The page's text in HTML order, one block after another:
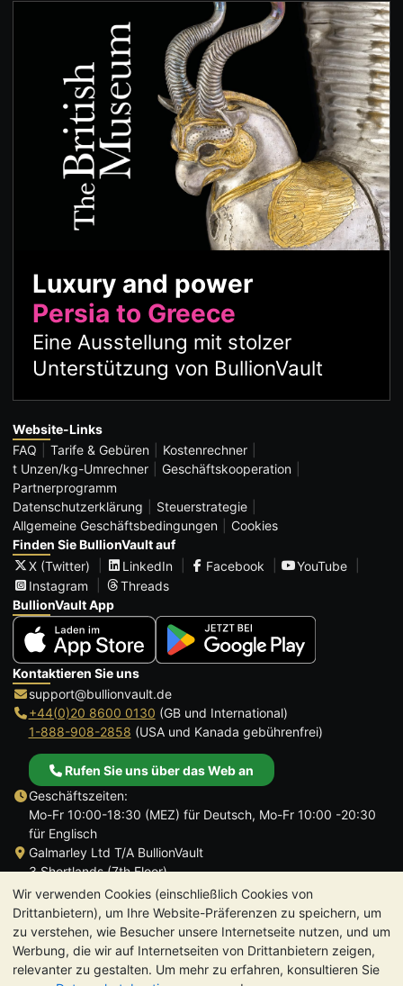
Wir verwenden Cookies (einschließlich Cookies von
Drittanbietern), um Ihre Website-Präferenzen zu speichern, um
zu verstehen, wie Besucher unsere Internetseite nutzen, und um
Werbung, die wir auf Internetseiten von Drittanbietern zeigen,
relevanter zu gestalten. Um mehr zu erfahren, konsultieren Sie
Luxury and power
Persia to Greece
Eine Ausstellung mit stolzer
Unterstützung von BullionVault
Website-Links
FAQ
Tarife & Gebüren
Kostenrechner
t Unzen/kg-Umrechner
Geschäftskooperation
Partnerprogramm
Datenschutzerklärung
Steuerstrategie
Allgemeine Geschäftsbedingungen
Cookies
Finden Sie BullionVault auf
X (Twitter)
LinkedIn Facebook
YouTube
Instagram
Threads
BullionVault App
Kontaktieren Sie uns
support@bullionvault.de
+44(0)20 8600 0130 (GB und International)
1-888-908-2858 (USA und Kanada gebührenfrei)
Rufen Sie uns über das Web an
Geschäftszeiten:
Mo-Fr 10:00-18:30 (MEZ) für Deutsch, Mo-Fr 10:00 -20:30
für Englisch
Galmarley Ltd T/A BullionVault
3 Shortlands (7th Floor)
Hammersmith
London
W6 8DA
Großbritannien